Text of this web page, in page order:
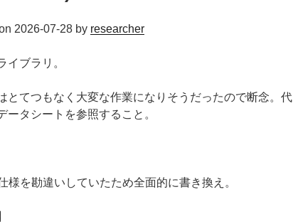
2026-07-28 by researcher
イブラリ。
とてつもなく大変な作業になりそうだったので断念。代
ータシートを参照すること。
様を勘違いしていたため全面的に書き換え。